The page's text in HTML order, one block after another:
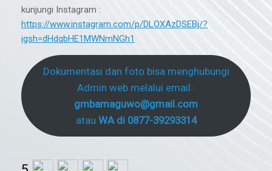
kunjungi Instagram :
https://www.instagram.com/p/DLOXAzDSEBj/?
igsh=dHdqbHE1MWNmNGh1
Dokumentasi dan foto bisa menghubungi
Admin web melalui email :
gmbamaguwo@gmail.com
atau WA di 0877-39293314